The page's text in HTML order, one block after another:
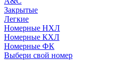
Закрытые
Легкие
Номерные НХЛ
Номерные КХЛ
Номерные ФК
Выбери свой номер